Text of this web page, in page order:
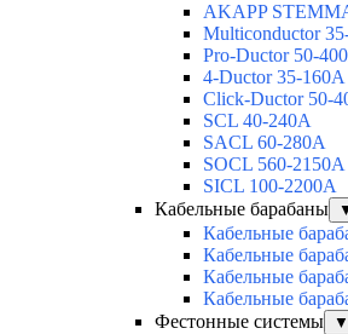
AKAPP
Multiconductor
Pro-Ductor 50-
4-Ductor 35-160А
Click-Ductor 50-
SCL 40-240А
SACL 60-280А
SOCL 560-2150А
SICL 100-2200А
Кабельные барабаны
Кабельные
Кабельные
Кабельные
Кабельные
Фестонные системы
▼